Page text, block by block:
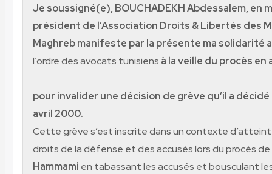
Je soussigné(e), BOUCHADEKH Abdessalem, en
président de l’Association Droits & Libertés des
Maghreb manifeste par la présente ma solidarité
l’ordre des avocats tunisiens à la veille du procès en
pour invalider une décision de grève qu’il a
avril 2000.
Cette grève s’est inscrite dans un contexte
droits de la défense et des accusés lors du procès de
Hammami en tabassant les accusés et bousculant